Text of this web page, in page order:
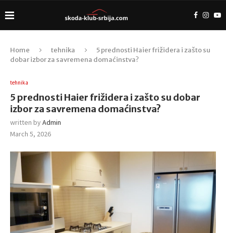
Home tehnika
5 prednosti Haier frižidera i zašto su
dobar izbor za savremena domaćinstva?
tehnika
5 prednosti Haier frižidera i zašto su dobar
izbor za savremena domaćinstva?
written byAdmin
March 5, 2026